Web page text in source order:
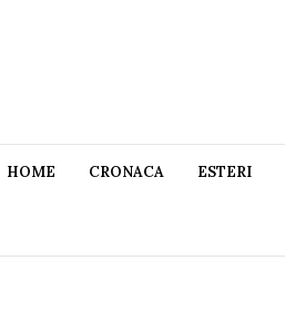
HOME CRONACA ESTERI